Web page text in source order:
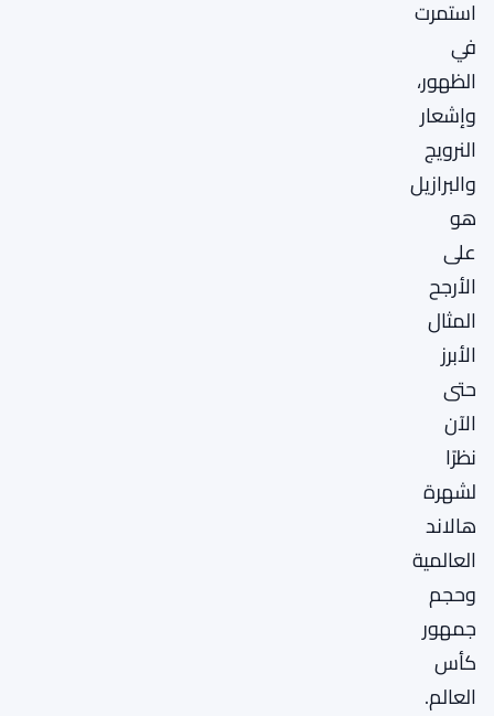
استمرت
في
الظهور،
وإشعار
النرويج
والبرازيل
هو
على
الأرجح
المثال
الأبرز
حتى
الآن
نظرًا
لشهرة
هالاند
العالمية
وحجم
جمهور
كأس
العالم.